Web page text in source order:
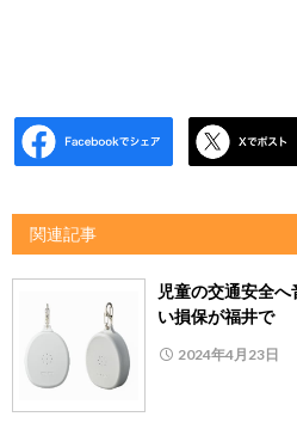
関連記事
児童の交通安全
い損保が福井で
2024年4月23日